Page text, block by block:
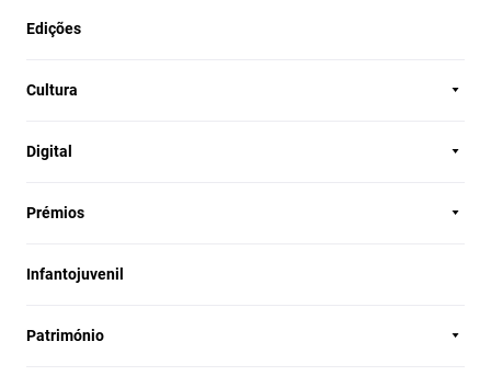
Edições
Cultura
Digital
Prémios
Infantojuvenil
Património